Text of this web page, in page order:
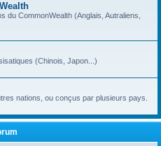
du CommonWealth (Anglais, Autraliens,
(Chinois, Japon...)
nations, ou conçus par plusieurs pays.